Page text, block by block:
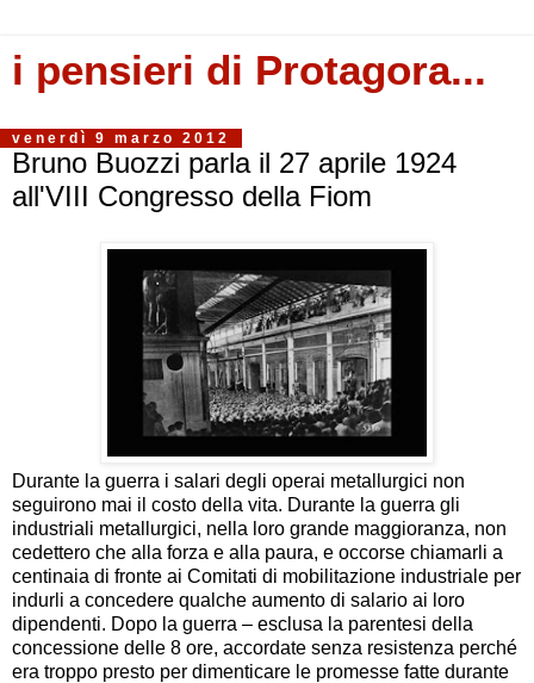
i pensieri di Protagora...
venerdì 9 marzo 2012
Bruno Buozzi parla il 27 aprile 1924
all'VIII Congresso della Fiom
Durante la guerra i salari degli operai metallurgici non
seguirono mai il costo della vita. Durante la guerra gli
industriali metallurgici, nella loro grande maggioranza, non
cedettero che alla forza e alla paura, e occorse chiamarli a
centinaia di fronte ai Comitati di mobilitazione industriale per
indurli a concedere qualche aumento di salario ai loro
dipendenti. Dopo la guerra – esclusa la parentesi della
concessione delle 8 ore, accordate senza resistenza perché
era troppo presto per dimenticare le promesse fatte durante